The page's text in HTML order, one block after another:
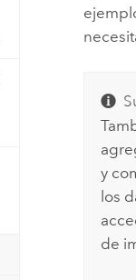
y
los
de